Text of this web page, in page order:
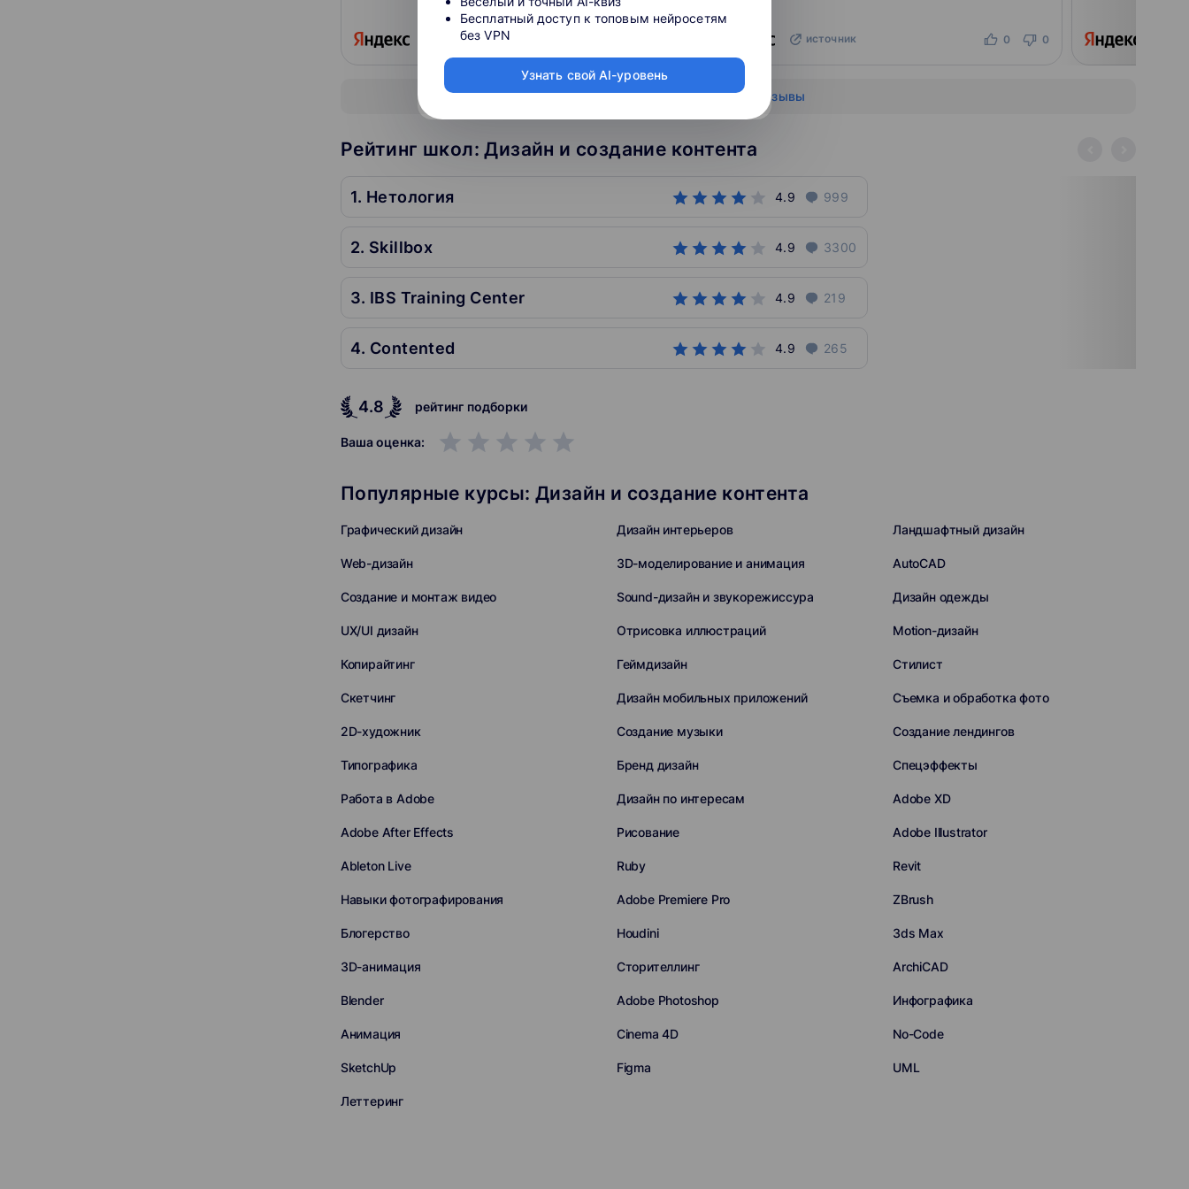
источник источник 0 0
Показать все отзывы
Рейтинг школ: Дизайн и создание контента
1. Нетология 4.9 999
2. Skillbox 4.9 3300
3. IBS Training Center 4.9 219
4. Contented 4.9 265
4.8 рейтинг подборки
Ваша оценка: grade grade grade grade grade
Популярные курсы: Дизайн и создание контента
Графический дизайн Дизайн интерьеров Ландшафтный дизайн
Web-дизайн 3D-моделирование и анимация AutoCAD
Создание и монтаж видео Sound-дизайн и звукорежиссура Дизайн одежды
UX/UI дизайн Отрисовка иллюстраций Motion-дизайн
Копирайтинг Геймдизайн Стилист
Скетчинг Дизайн мобильных приложений Съемка и обработка фото
2D-художник Создание музыки Создание лендингов
Типографика Бренд дизайн Спецэффекты
Работа в Adobe Дизайн по интересам Adobe XD
Adobe After Effects Рисование Adobe Illustrator
Ableton Live Ruby Revit
Навыки фотографирования Adobe Premiere Pro ZBrush
Блогерство Houdini 3ds Max
3D-анимация Сторителлинг ArchiCAD
Blender Adobe Photoshop Инфографика
Анимация Cinema 4D No-Code
SketchUp Figma UML
Леттеринг
Бесплатный доступ к топовым нейросетям
без VPN
Узнать свой AI-уровень